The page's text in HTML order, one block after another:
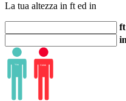
La tua altezza in ft ed in
ft
in